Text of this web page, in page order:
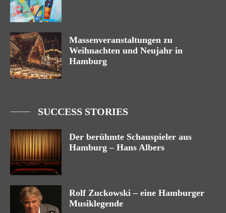
Massenveranstaltungen zu
Weihnachten und Neujahr in
Hamburg
SUCCESS STORIES
Der berühmte Schauspieler aus
Hamburg – Hans Albers
Rolf Zuckowski – eine Hamburger
Musiklegende